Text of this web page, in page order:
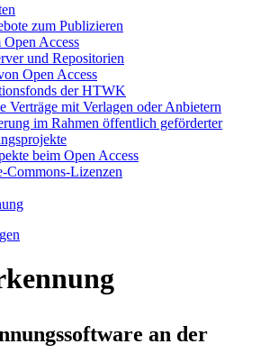
zum Publizieren
Access
und Repositorien
Open Access
der HTWK
Verträge mit Verlagen oder Anbietern
im Rahmen öffentlich geförderter
beim Open Access
Commons-Lizenzen
an der